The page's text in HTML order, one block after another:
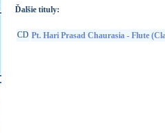
Ďalšie tituly:
CD Pt. Hari Prasad Chaurasia - Flute